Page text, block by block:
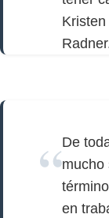
De
mucho
en